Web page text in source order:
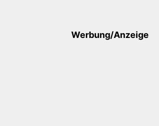
Werbung/Anzeige